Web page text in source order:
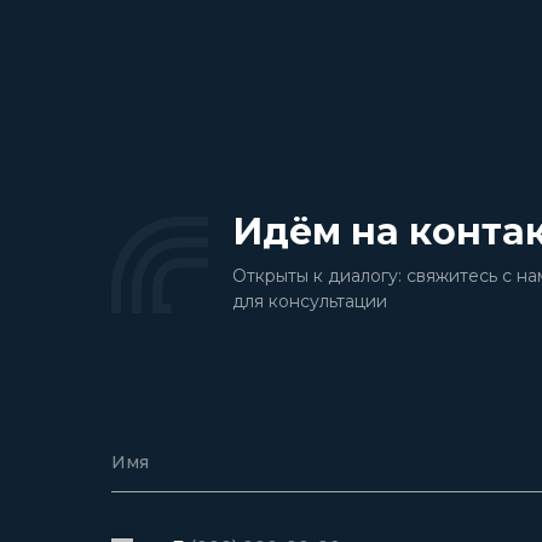
Открыты к диалогу: свяжитесь с
для консультации
Идём на